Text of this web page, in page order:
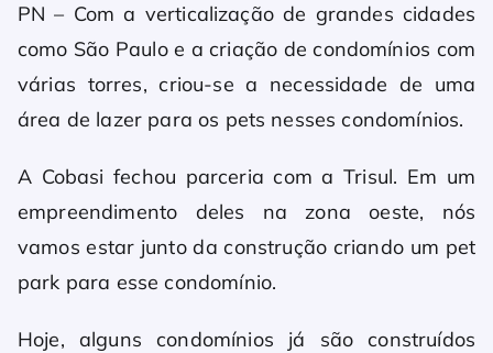
PN – Com a verticalização de grandes cidades
como São Paulo e a criação de condomínios com
várias torres, criou-se a necessidade de uma
área de lazer para os pets nesses condomínios.
A Cobasi fechou parceria com a Trisul. Em um
empreendimento deles na zona oeste, nós
vamos estar junto da construção criando um pet
park para esse condomínio.
Hoje, alguns condomínios já são construídos